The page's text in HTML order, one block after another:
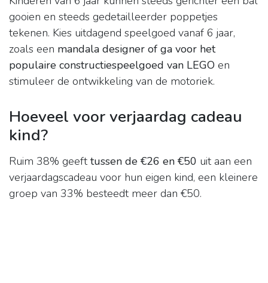
gooien en steeds gedetailleerder poppetjes
tekenen. Kies uitdagend speelgoed vanaf 6 jaar,
zoals een mandala designer of ga voor het
populaire constructiespeelgoed van LEGO en
stimuleer de ontwikkeling van de motoriek.
Hoeveel voor verjaardag cadeau
kind?
Ruim 38% geefttussen de €26 en €50 uit aan een
verjaardagscadeau voor hun eigen kind, een kleinere
groep van 33% besteedt meer dan €50.